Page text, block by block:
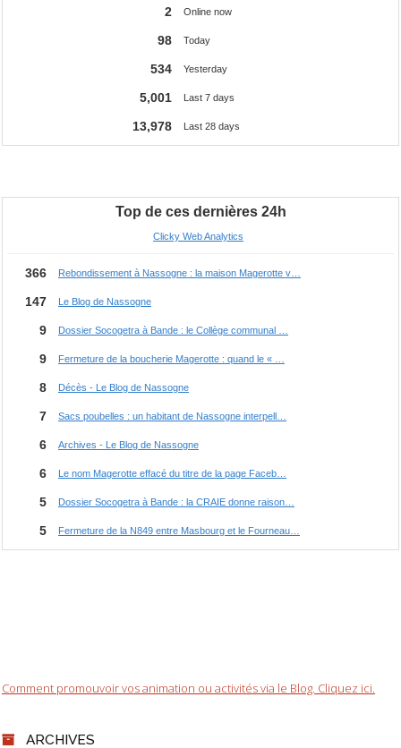
Comment promouvoir vos animation ou activités via le Blog. Cliquez ici.
ARCHIVES